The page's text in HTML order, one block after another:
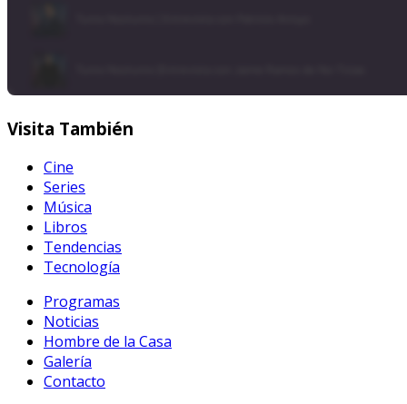
Visita También
Cine
Series
Música
Libros
Tendencias
Tecnología
Programas
Noticias
Hombre de la Casa
Galería
Contacto